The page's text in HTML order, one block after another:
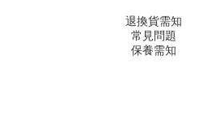
退換貨需知
常見問題
保養需知